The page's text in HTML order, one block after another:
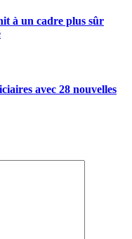
à un cadre plus sûr
avec 28 nouvelles